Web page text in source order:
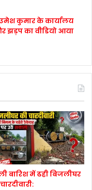
कुमार के कार्यालय
झड़प का वीडियो आया
बारिश में ढही बिजलीघर